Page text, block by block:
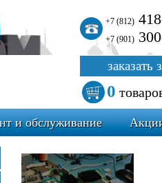
+7 (812)
+7 (901)
заказать
0
и обслуживание